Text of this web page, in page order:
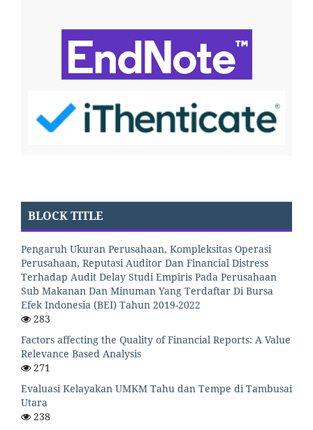
BLOCK TITLE
Pengaruh Ukuran Perusahaan, Kompleksitas Operasi
Perusahaan, Reputasi Auditor Dan Financial Distress
Terhadap Audit Delay Studi Empiris Pada Perusahaan
Sub Makanan Dan Minuman Yang Terdaftar Di Bursa
Efek Indonesia (BEI) Tahun 2019-2022
283
Factors affecting the Quality of Financial Reports: A Value
Relevance Based Analysis
271
Evaluasi Kelayakan UMKM Tahu dan Tempe di Tambusai
Utara
238